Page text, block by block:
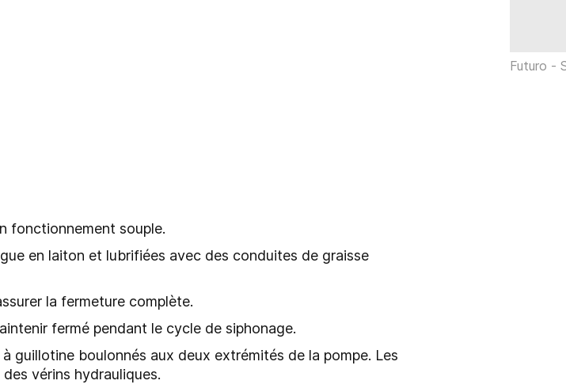
Futuro -
fonctionnement souple.
en laiton et lubrifiées avec des conduites de graisse
la fermeture complète.
fermé pendant le cycle de siphonage.
guillotine boulonnés aux deux extrémités de la pompe. Les
vérins hydrauliques.